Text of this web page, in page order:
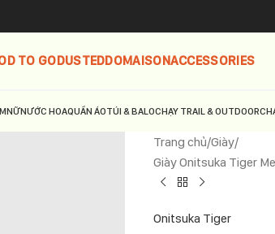
TO GODUSTEDDOMAISONACCESSORIES
NỮNƯỚC HOAQUẦN ÁOTÚI & BALOCHẠY TRAIL & OUTDOOR
Trang chủ Giày
Giày Onitsuka Tiger
Onitsuka Tiger